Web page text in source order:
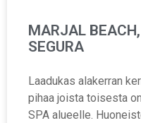
MARJAL
SEGURA
Laadukas alakerran
pihaa joista toisesta
SPA alueelle.